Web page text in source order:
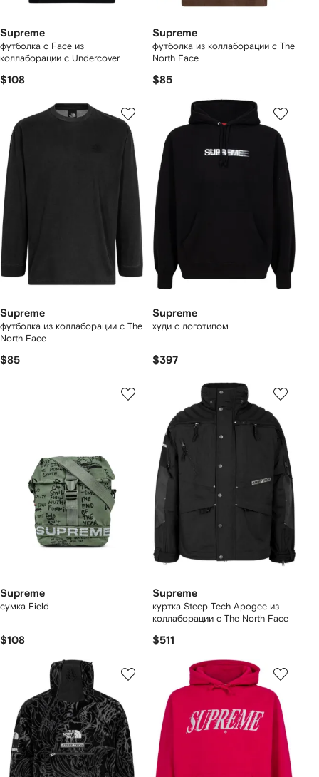
Supreme
футболка с Face из
коллаборации с Undercover
$108
Supreme
футболка из коллаборации с The
North Face
$85
Supreme
футболка из коллаборации с The
North Face
$85
Supreme
худи с логотипом
$397
Supreme
сумка Field
$108
Supreme
куртка Steep Tech Apogee из
коллаборации с The North Face
$511